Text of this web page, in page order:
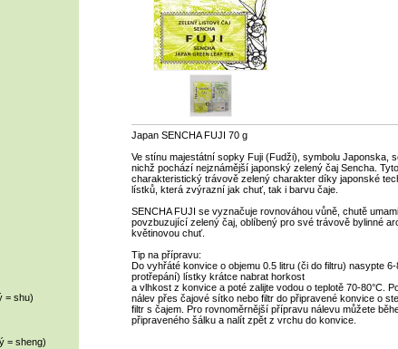
= shu)
= sheng)
Japan SENCHA FUJI 70 g
Ve stínu majestátní sopky Fuji (Fudži), symbolu Japonska,
nichž pochází nejznámější japonský zelený čaj Sencha.
charakteristický trávově zelený charakter díky japonské
lístků, která zvýrazní jak chuť, tak i barvu čaje.
SENCHA FUJI se vyznačuje rovnováhou vůně, chutě
povzbuzující zelený čaj, oblíbený pro své trávově bylinné
květinovou chuť.
Tip na přípravu:
Do vyhřáté konvice o objemu 0.5 litru (či do filtru) nasypte
protřepání) lístky krátce nabrat horkost
a vlhkost z konvice a poté zalijte vodou o teplotě 70-80°C.
nálev přes čajové sítko nebo filtr do připravené konvice o
filtr s čajem. Pro rovnoměrnější přípravu nálevu můžete
připraveného šálku a nalít zpět z vrchu do konvice.